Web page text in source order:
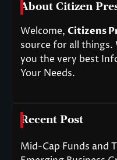
About Citizen
Welcome, Citizens
source for all things.
you the very best
Your Needs.
Recent Post
Mid-Cap Funds and